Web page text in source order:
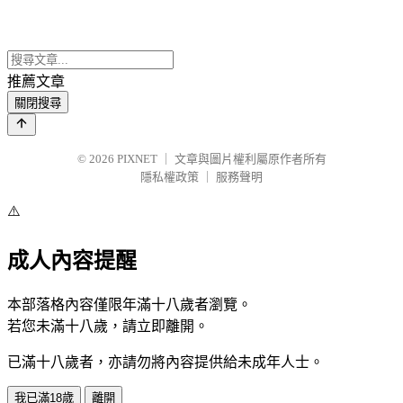
推薦文章
關閉搜尋
© 2026 PIXNET
文章與圖片權利屬原作者所有
隱私權政策
服務聲明
⚠️
成人內容提醒
本部落格內容僅限年滿十八歲者瀏覽。
若您未滿十八歲，請立即離開。
已滿十八歲者，亦請勿將內容提供給未成年人士。
我已滿18歲 離開